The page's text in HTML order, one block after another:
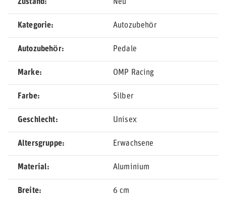
Zustand Neu
Kategorie Autozubehör
Autozubehör Pedale
Marke OMP Racing
Farbe Silber
Geschlecht Unisex
Altersgruppe Erwachsene
Material Aluminium
Breite 6 cm